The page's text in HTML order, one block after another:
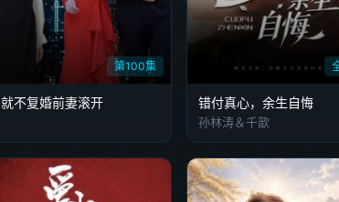
第100集
就不复婚前妻滚开 错付真心，余生自悔
孙林涛＆千歆